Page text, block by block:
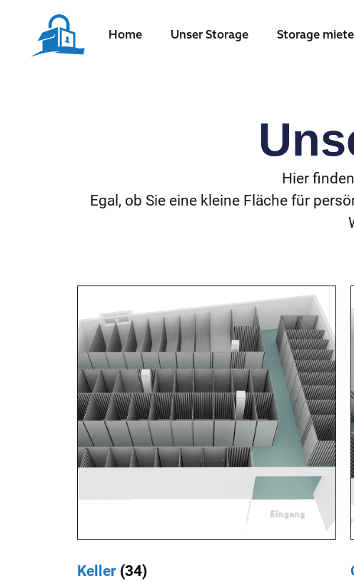
Home Unser Storage Storage
Hier
Egal, ob Sie eine kleine Fläche für
Keller (34)